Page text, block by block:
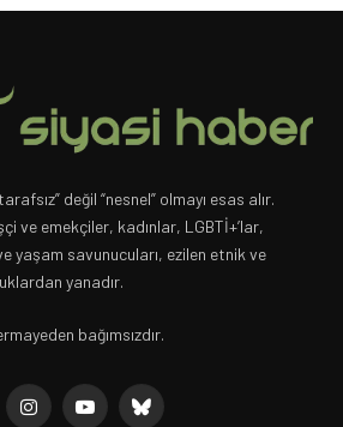
değil “nesnel” olmayı esas alır.
ve emekçiler, kadınlar, LGBTİ+’lar,
yaşam savunucuları, ezilen etnik ve
yanadır.
bağımsızdır.
InstagramYouTubeBluesky